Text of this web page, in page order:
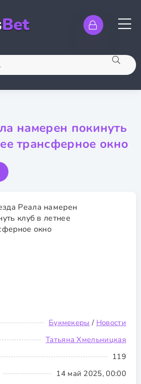
Bet
намерен покинуть
трансферное окно
Букмекеры / Новости
Татьяна Хмельницкая
119
14 май 2025, 00:00